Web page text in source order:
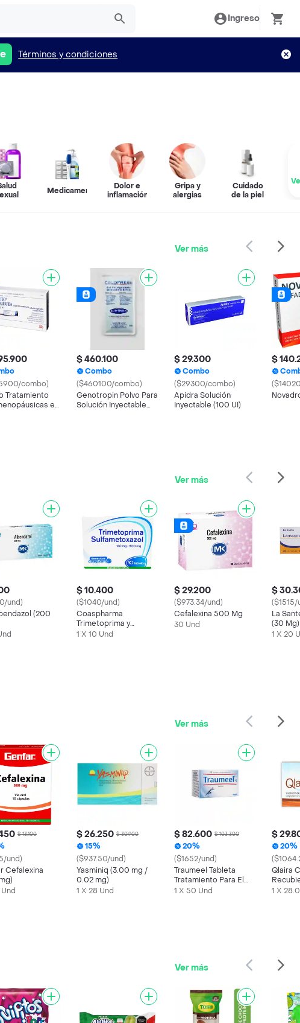
Ingreso
Términos y condiciones
Medicamentos
Dolor e
inflamación
Gripa y
alergias
Cuidado
de la piel
Ver más
combo)
Tratamiento
en
$ 460.100
Combo
($460100/combo)
Genotropin Polvo Para
Solución Inyectable
$ 29.300
Combo
($29300/combo)
Apidra Solución
Inyectable (100 UI)
$
Ver más
und)
(200
$ 10.400
($1040/und)
Coaspharma
Trimetoprima y
Sulfametoxazol (160
1 X 10 Und
$ 29.200
($973.34/und)
Cefalexina 500 Mg
30 Und
$
($1515/
La
(30 Mg)
1 X 20
Ver más
$ 13.100
und)
Cefalexina
$ 26.250 $ 30.900
15%
($937.50/und)
Yasminiq (3.00 mg /
0.02 mg)
1 X 28 Und
$ 82.600 $ 103.300
20%
($1652/und)
Traumeel Tableta
Tratamiento Para El
Dolor
1 X 50 Und
$
20%
Qlaira
mg)
1 X
Ver más